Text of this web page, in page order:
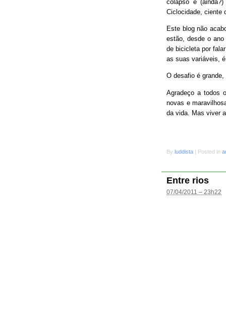
colapso e
Ciclocidade, ciente
Este blog não
estão, desde o ano
de bicicleta por
as suas variáveis,
O desafio é
Agradeço a todos
novas e
da vida. Mas viver
By luddista | Posted in
Entre rios
07/04/2011 – 23h22